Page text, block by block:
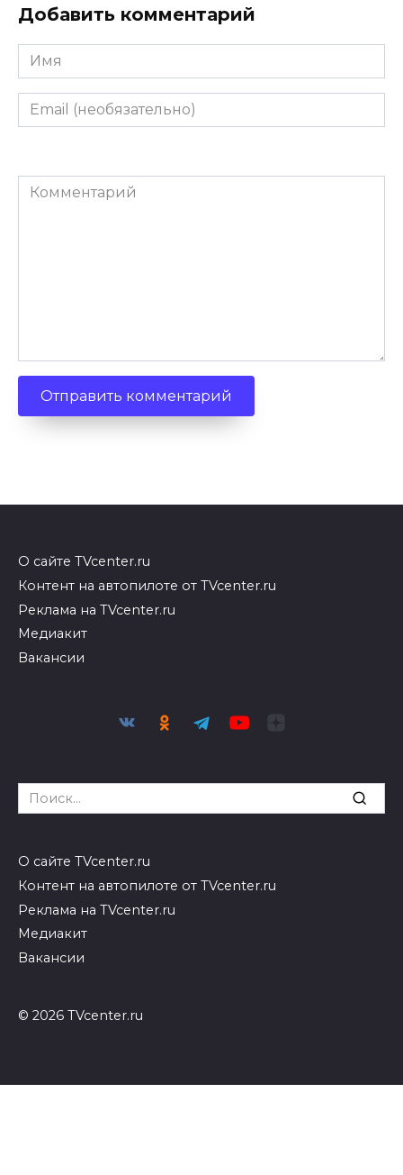
Добавить комментарий
Имя
Email
(необязательно)
Комментарий
О сайте TVcenter.ru
Контент на автопилоте от TVcenter.ru
Реклама на TVcenter.ru
Медиакит
Вакансии
Search
for:
О сайте TVcenter.ru
Контент на автопилоте от TVcenter.ru
Реклама на TVcenter.ru
Медиакит
Вакансии
© 2026 TVcenter.ru